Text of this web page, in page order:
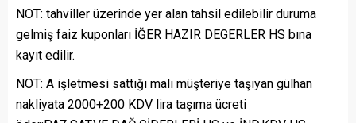
NOT: tahviller üzerinde yer alan tahsil edilebilir duruma
gelmiş faiz kuponları İĞER HAZIR DEGERLER HS bına
kayıt edilir.
NOT: A işletmesi sattığı malı müşteriye taşıyan gülhan
nakliyata 2000+200 KDV lira taşıma ücreti